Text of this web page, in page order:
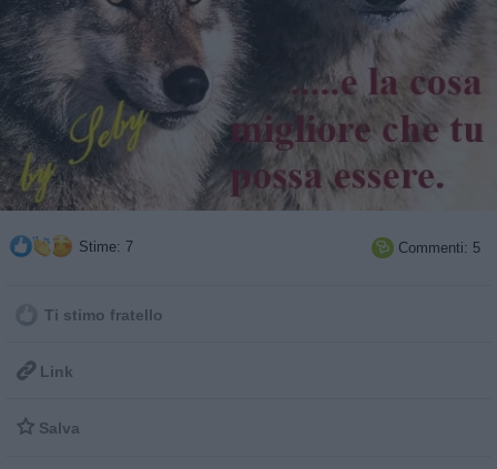
Stime: 7  Commenti: 5
Ti stimo fratello
 Link
 Salva